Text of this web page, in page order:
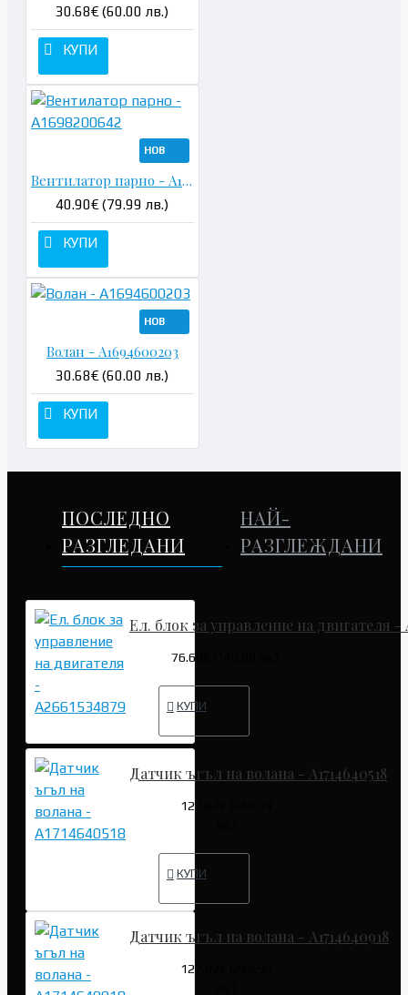
30.68€ (60.00 лв.)
КУПИ
НОВ
Вентилатор парно - A1698200642
40.90€ (79.99 лв.)
КУПИ
НОВ
Волан - A1694600203
30.68€ (60.00 лв.)
КУПИ
ПОСЛЕДНО
РАЗГЛЕДАНИ
НАЙ-
РАЗГЛЕЖДАНИ
Ел. блок за управление на двигателя -
76.69€ (149.99 лв.)
КУПИ
Датчик ъгъл на волана - A1714640518
127.82€ (249.99
КУПИ
Датчик ъгъл на волана - A1714640918
127.82€ (249.99